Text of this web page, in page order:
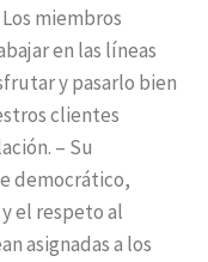
miembros
en las líneas
y pasarlo bien
clientes
– Su
democrático,
el respeto al
asignadas a los